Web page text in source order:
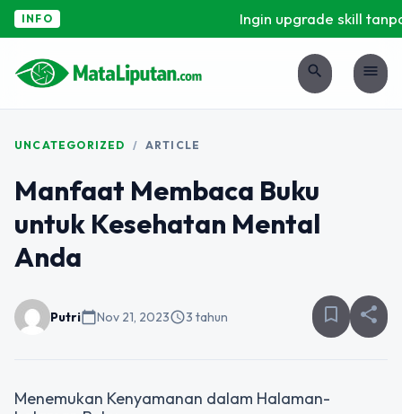
INFO Ingin upgrade skill
search menu
UNCATEGORIZED / ARTICLE
Manfaat Membaca Buku
untuk Kesehatan Mental
Anda
Putricalendar_todayNov 21, 2023schedule3 tahun bookmark_border share
Menemukan Kenyamanan dalam Halaman-